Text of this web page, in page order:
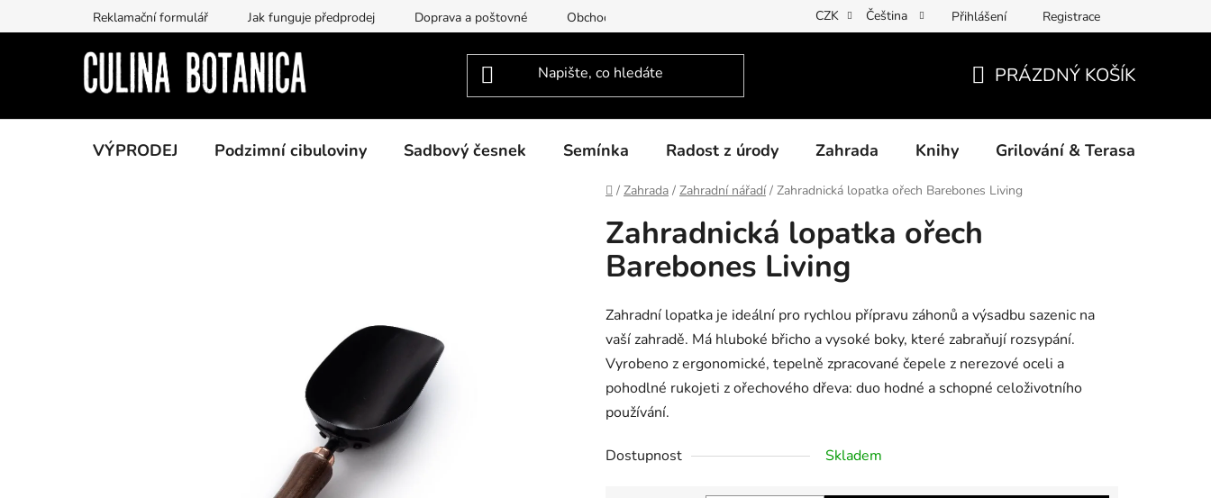
na
Reklamační formulář Jak funguje předprodej Doprava a poštovné Obchodní podmínky Podmínky ochrany osobních údajů Povinné informace a odkazy ÚKZÚZ
CZK Čeština Přihlášení Registrace
KOŠÍK
PRÁZDNÝ KOŠÍK
VÝPRODEJ Podzimní cibuloviny Sadbový česnek Semínka Radost z úrody Zahrada Knihy Grilování & Terasa
Domů
/ Zahrada / Zahradní nářadí / Zahradnická lopatka ořech Barebones Living
Zahradnická lopatka ořech
Barebones Living
Zahradní lopatka je ideální pro rychlou přípravu záhonů a výsadbu sazenic na
vaší zahradě. Má hluboké břicho a vysoké boky, které zabraňují rozsypání.
Vyrobeno z ergonomické, tepelně zpracované čepele z nerezové oceli a
pohodlné rukojeti z ořechového dřeva: duo hodné a schopné celoživotního
používání.
Dostupnost Skladem